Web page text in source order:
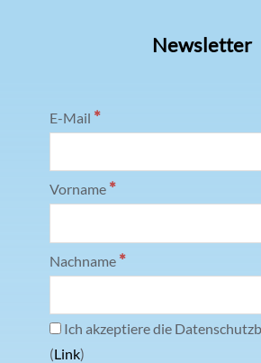
Newsletter
E-Mail *
Vorname *
Nachname *
Ich akzeptiere die
(Link)